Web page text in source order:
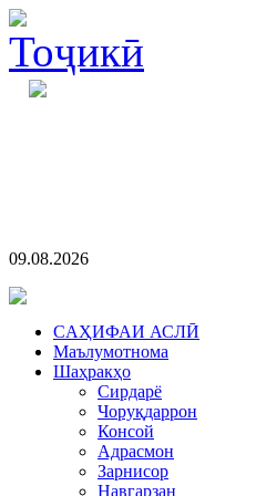
09.08.2026
CАҲИФАИ АСЛӢ
Маълумотнома
Шаҳракҳо
Сирдарё
Чоруқдаррон
Консой
Адрасмон
Зарнисор
Навгарзан